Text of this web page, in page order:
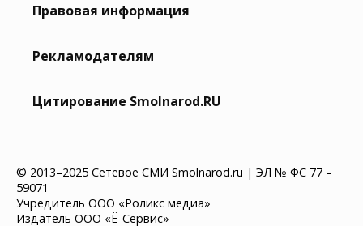
Правовая информация
Рекламодателям
Цитирование Smolnarod.RU
© 2013–2025 Сетевое СМИ Smolnarod.ru | ЭЛ № ФС 77 –
59071
Учредитель ООО «Роликс медиа»
Издатель ООО «Ё-Сервис»